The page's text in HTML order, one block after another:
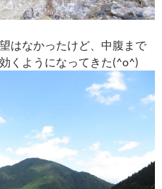
はなかったけど、中腹まで
くようになってきた(^o^)